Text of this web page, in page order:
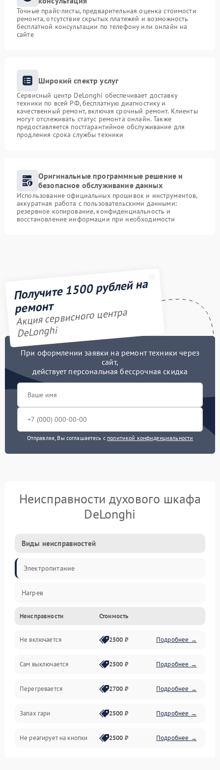
Точные прайс-листы, предварительная оценка стоимости
ремонта, отсутствие скрытых платежей и возможность
бесплатной консультации по телефону или онлайн на
сайте
Широкий спектр услуг
Сервисный центр DeLonghi обеспечивает доставку
техники по всей РФ, бесплатную диагностику и
качественный ремонт, включая срочный ремонт. Клиенты
могут отслеживать статус ремонта онлайн. Также
предоставляется постгарантийное обслуживание для
продления срока службы техники
Оригинальные программные решение и
безопасное обслуживание данных
Использование официальных прошивок и инструментов,
аккуратная работа с пользовательскими данными:
резервное копирование, конфиденциальность и
восстановление информации при необходимости
Получите 1500 рублей на
ремонт
Акция сервисного центра
DeLonghi
При оформлении заявки на ремонт техники через
сайт,
действует персональная бессрочная скидка
Отправляя, Вы соглашаетесь с политикой конфиденциальности
Неисправности духового шкафа
DeLonghi
Виды неисправностей
Электропитание
Нагрев
Неисправности Стоимость
Не включается 2500 ₽ Подробнее →
Сам выключается 2500 ₽ Подробнее →
Перегревается 2700 ₽ Подробнее →
Запах гари 2500 ₽ Подробнее →
Не реагирует на кнопки 2500 ₽ Подробнее →